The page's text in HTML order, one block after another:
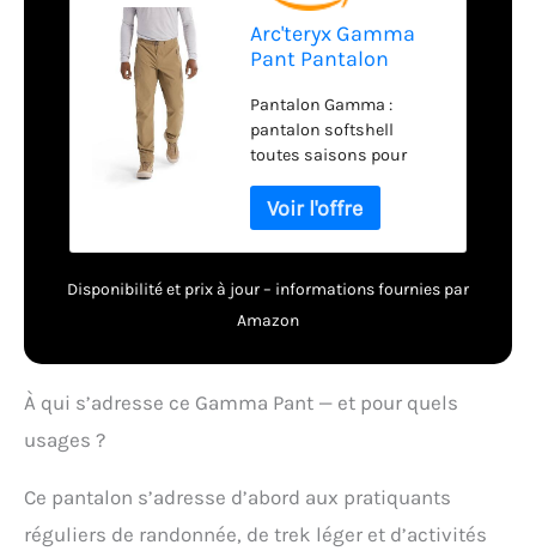
Arc'teryx Gamma
Pant Pantalon
saisons pour
l'escalade et plus
encore - Toile, Taille
32
Pantalon Gamma :
pantalon softshell
toutes saisons pour
Softshell : textile tissé
extensible dans les
quatre sens perméable à
l'air avec une résistance
Gamma : couche
intempéries avec stretch.
équitable : produit dans
un établissement
Disponibilité et prix à jour – informations fournies par
Amazon
À qui s’adresse ce Gamma Pant — et pour quels
usages ?
Ce pantalon s’adresse d’abord aux pratiquants
réguliers de randonnée, de trek léger et d’activités